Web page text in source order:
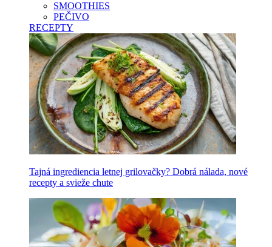
SMOOTHIES
PEČIVO
RECEPTY
Tajná ingrediencia letnej grilovačky? Dobrá nálada, nové
recepty a svieže chute